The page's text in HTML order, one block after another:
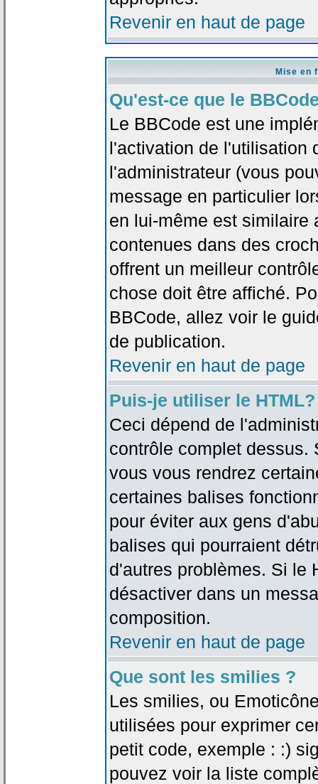
Revenir en haut de page
Mise en
Qu'est-ce que le
Le BBCode est une
l'activation de l'utilisation
l'administrateur (vous
message en particulier
en lui-même est similaire
contenues dans des
offrent un meilleur
chose doit être affiché.
BBCode, allez voir le
de publication.
Revenir en haut de page
Puis-je utiliser le HTML?
Ceci dépend de
contrôle complet dessus.
vous vous rendrez
certaines balises
pour éviter aux gens
balises qui pourraient
d'autres problèmes. Si le
désactiver dans un
composition.
Revenir en haut de page
Que sont les smilies ?
Les smilies, ou
utilisées pour exprimer
petit code, exemple : :)
pouvez voir la liste